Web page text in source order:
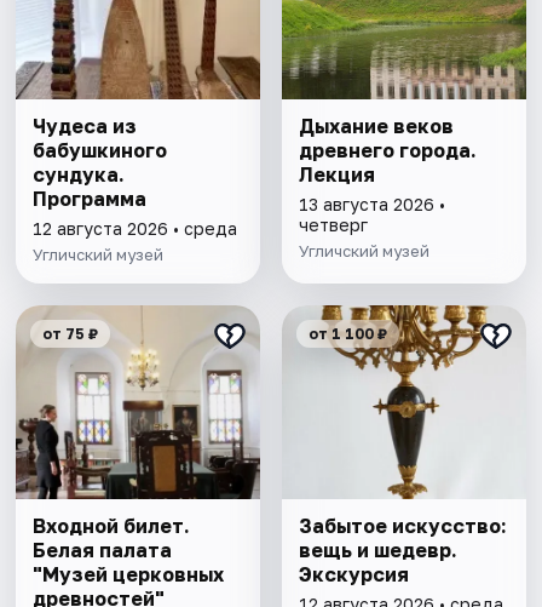
Чудеса из
бабушкиного
сундука.
Программа
12 августа 2026 • среда
Угличский музей
Дыхание веков
древнего города.
Лекция
13 августа 2026 •
четверг
Угличский музей
от 75 ₽
Входной билет.
Белая палата
"Музей церковных
древностей"
от 1 100 ₽
Забытое искусство:
вещь и шедевр.
Экскурсия